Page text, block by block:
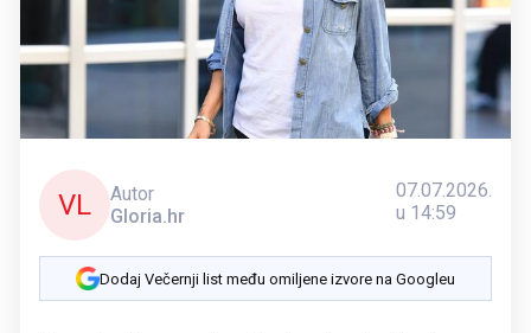
VL
Autor
Gloria.hr
07.07.2026.
u 14:59
Dodaj Večernji list među omiljene izvore na Googleu